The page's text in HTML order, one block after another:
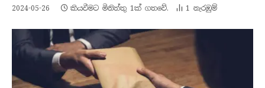
2024-05-26 කියවීමට මිනිත්තු 1ක් ගතවේ. 1 නැරඹු​ම්